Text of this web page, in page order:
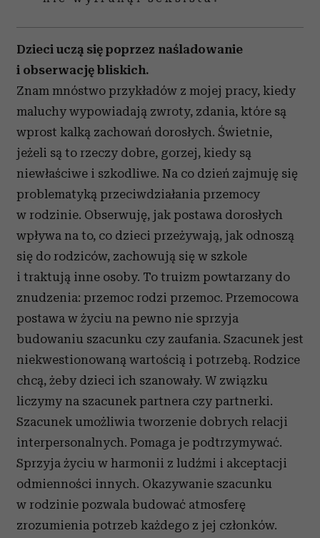
Dzieci uczą się poprzez naśladowanie
i obserwację bliskich.
Znam mnóstwo przykładów z mojej pracy, kiedy
maluchy wypowiadają zwroty, zdania, które są
wprost kalką zachowań dorosłych. Świetnie,
jeżeli są to rzeczy dobre, gorzej, kiedy są
niewłaściwe i szkodliwe. Na co dzień zajmuję się
problematyką przeciw­działania przemocy
w rodzinie. Obserwuję, jak postawa dorosłych
wpływa na to, co dzieci przeżywają, jak odnoszą
się do rodziców, zachowują się w szkole
i traktują inne osoby. To truizm powtarzany do
znudzenia: przemoc rodzi przemoc. Przemocowa
postawa w życiu na pewno nie sprzyja
budowaniu szacunku czy zaufania. Szacunek jest
niekwestionowaną wartością i potrzebą. Rodzice
chcą, żeby dzieci ich szanowały. W związku
liczymy na szacunek partnera czy partnerki.
Szacunek umożliwia tworzenie dobrych relacji
interpersonalnych. Pomaga je podtrzymywać.
Sprzyja życiu w harmonii z ludźmi i akceptacji
odmienności innych. Okazywanie szacunku
w rodzinie pozwala budować atmosferę
zrozumienia potrzeb każdego z jej członków.